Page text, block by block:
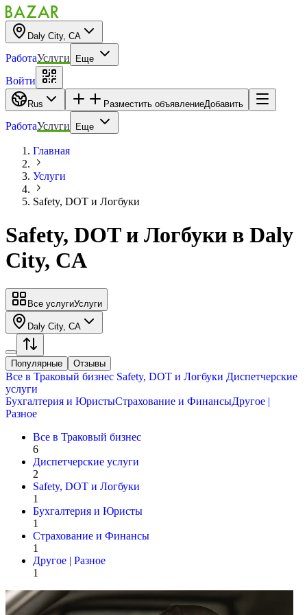
Daly City, CA
РаботаУслуги Еще
Войти
Rus Разместить объявлениеДобавить
РаботаУслуги Еще
Главная
Услуги
Safety, DOT и Логбуки
Safety, DOT и Логбуки в Daly
City, CA
Все услугиУслуги
Daly City, CA
Популярные Отзывы
Все в Траковый бизнес Safety, DOT и Логбуки Диспетчерские
услуги
Бухгалтерия и ЮристыСтрахование и ФинансыДругое |
Разное
Все в Траковый бизнес
6
Диспетчерские услуги
2
Safety, DOT и Логбуки
1
Бухгалтерия и Юристы
1
Страхование и Финансы
1
Другое | Разное
1